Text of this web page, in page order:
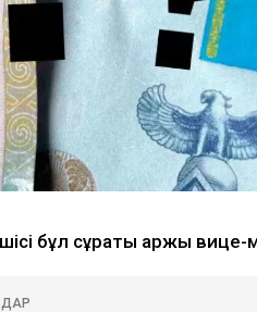
бұл сұрақты қаржы